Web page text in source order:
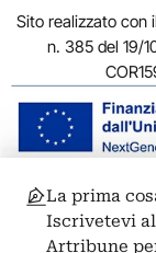
Sito realizzato con
n. 385 del 19/
© 2011-2026
00186 Roma - P.I.
La prima
Iscrivetevi
Artribune